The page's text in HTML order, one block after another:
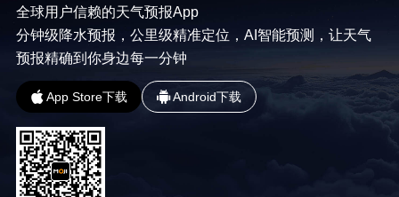
全球用户信赖的天气预报App
分钟级降水预报，公里级精准定位，AI智能预测，让天气
预报精确到你身边每一分钟
App Store下载 Android下载